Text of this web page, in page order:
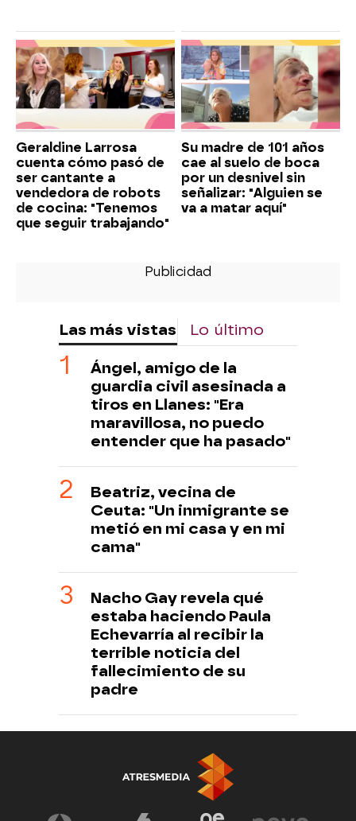
Geraldine Larrosa
cuenta cómo pasó de
ser cantante a
vendedora de robots
de cocina: "Tenemos
que seguir trabajando"
Su madre de 101 años
cae al suelo de boca
por un desnivel sin
señalizar: "Alguien se
va a matar aquí"
Las más vistas Lo último
Ángel, amigo de la
guardia civil asesinada a
tiros en Llanes: "Era
maravillosa, no puedo
entender que ha pasado"
Beatriz, vecina de
Ceuta: "Un inmigrante se
metió en mi casa y en mi
cama"
Nacho Gay revela qué
estaba haciendo Paula
Echevarría al recibir la
terrible noticia del
fallecimiento de su
padre